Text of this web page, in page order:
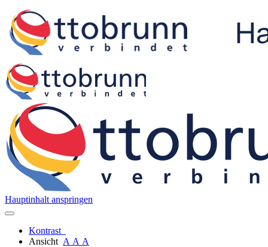
Hauptinhalt anspringen
Kontrast
Ansicht A A A